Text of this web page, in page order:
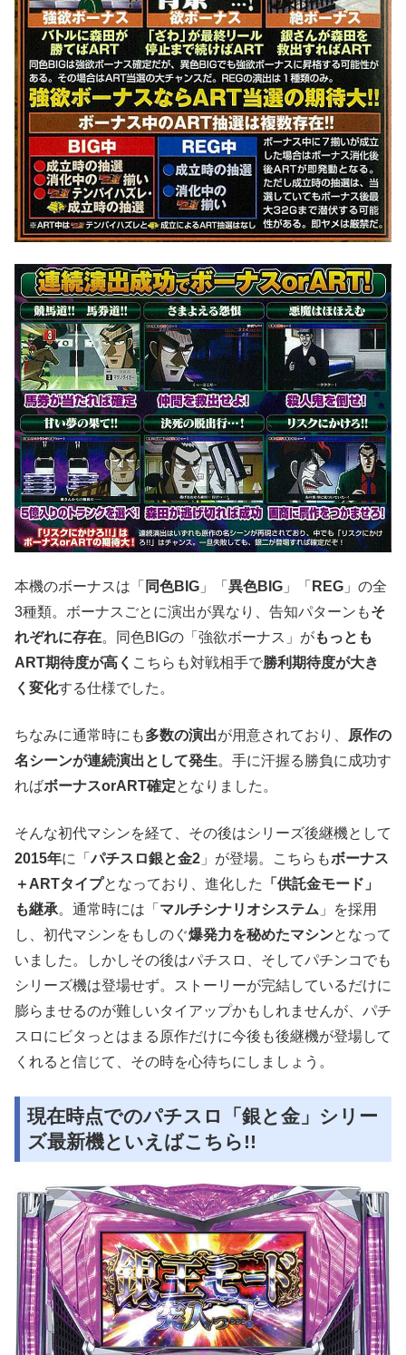
本機のボーナスは「 同色BIG 」「 異色BIG 」「 REG 」の全
3種類。ボーナスごとに演出が異なり、告知パターンもそ
れぞれに存在。同色BIGの「強欲ボーナス」がもっとも
ART期待度が高く こちらも対戦相手で勝利期待度が大き
く変化する仕様でした。
ちなみに通常時にも多数の演出が用意されており、
原作の
名シーンが連続演出として発生。手に汗握る勝負に成功す
ればボーナスorART確定となりました。
そんな初代マシンを経て、その後はシリーズ後継機として
2015年に「パチスロ銀と金2 」が登場。こちらもボーナス
＋ARTタイプとなっており、進化した
「供託金モード」
も継承。通常時には「 マルチシナリオシステム 」を採用
し、初代マシンをもしのぐ爆発力を秘めたマシンとなって
いました。しかしその後はパチスロ、そしてパチンコでも
シリーズ機は登場せず。ストーリーが完結しているだけに
膨らませるのが難しいタイアップかもしれませんが、パチ
スロにビタっとはまる原作だけに今後も後継機が登場して
くれると信じて、その時を心待ちにしましょう。
現在時点でのパチスロ「銀と金」シリー
ズ最新機といえばこちら!!